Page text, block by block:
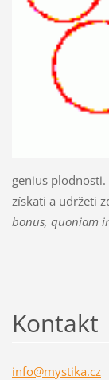
genius
získati a udržeti
bonus, quoniam
Kontakt
info@mystika.cz